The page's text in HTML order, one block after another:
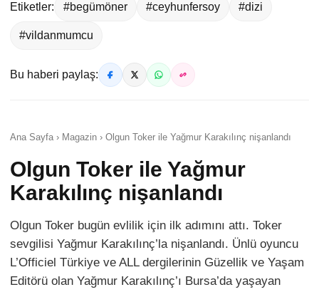
Etiketler: #begümöner #ceyhunfersoy #dizi
#vildanmumcu
Bu haberi paylaş:
Ana Sayfa › Magazin › Olgun Toker ile Yağmur Karakılınç nişanlandı
Olgun Toker ile Yağmur
Karakılınç nişanlandı
Olgun Toker bugün evlilik için ilk adımını attı. Toker
sevgilisi Yağmur Karakılınç’la nişanlandı. Ünlü oyuncu
L’Officiel Türkiye ve ALL dergilerinin Güzellik ve Yaşam
Editörü olan Yağmur Karakılınç’ı Bursa’da yaşayan